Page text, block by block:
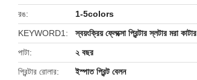
রঙ
1-5colors
KEYWORD1
স্বয়ংক্রিয় ফ্লেক্সো প্রিন্টার স্লটার মরা কাটার
পাটা
২ বছর
প্রিন্টার রোলার
ইস্পাত প্রিন্ট বেলন